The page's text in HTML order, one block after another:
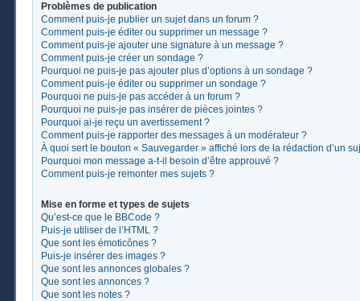
Problèmes de publication
Comment puis-je publier un sujet dans un forum ?
Comment puis-je éditer ou supprimer un message ?
Comment puis-je ajouter une signature à un message ?
Comment puis-je créer un sondage ?
Pourquoi ne puis-je pas ajouter plus d’options à un sondage ?
Comment puis-je éditer ou supprimer un sondage ?
Pourquoi ne puis-je pas accéder à un forum ?
Pourquoi ne puis-je pas insérer de pièces jointes ?
Pourquoi ai-je reçu un avertissement ?
Comment puis-je rapporter des messages à un modérateur ?
À quoi sert le bouton « Sauvegarder » affiché lors de la rédaction d’un
Pourquoi mon message a-t-il besoin d’être approuvé ?
Comment puis-je remonter mes sujets ?
Mise en forme et types de sujets
Qu’est-ce que le BBCode ?
Puis-je utiliser de l’HTML ?
Que sont les émoticônes ?
Puis-je insérer des images ?
Que sont les annonces globales ?
Que sont les annonces ?
Que sont les notes ?